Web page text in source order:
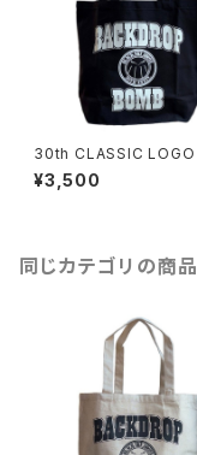
30th CLASSIC LOGO
- Black
¥3,500
同じカテゴリの商品